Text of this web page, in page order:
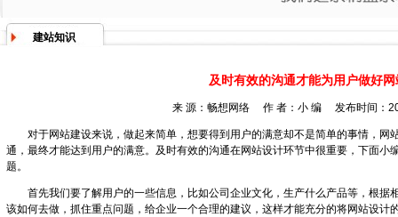
建站知识
及时有效的沟通才能为用户做好网
来 源：畅想网络 作 者：小 编 发布时间：
对于网站建设来说，做起来简单，想要得到用户的满意却不是简单的事情，网
通，最终才能达到用户的满意。及时有效的沟通在网站设计环节中很重要，下面小
题。
首先我们要了解用户的一些信息，比如公司企业文化，生产什么产品等，根据
该如何去做，抓住重点问题，给企业一个合理的建议，这样才能充分的将网站设计